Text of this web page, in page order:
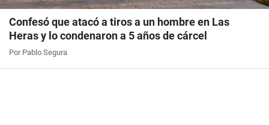
Confesó que atacó a tiros a un hombre en Las
Heras y lo condenaron a 5 años de cárcel
Por Pablo Segura